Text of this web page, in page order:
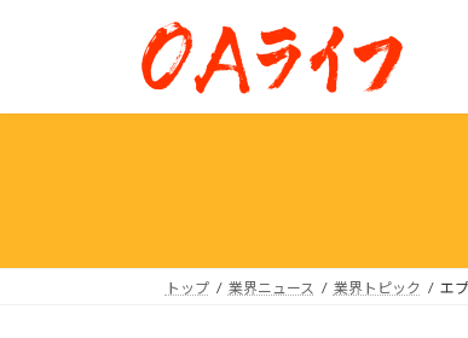
プ
動
トップ 業界ニュース 業界トピック エ